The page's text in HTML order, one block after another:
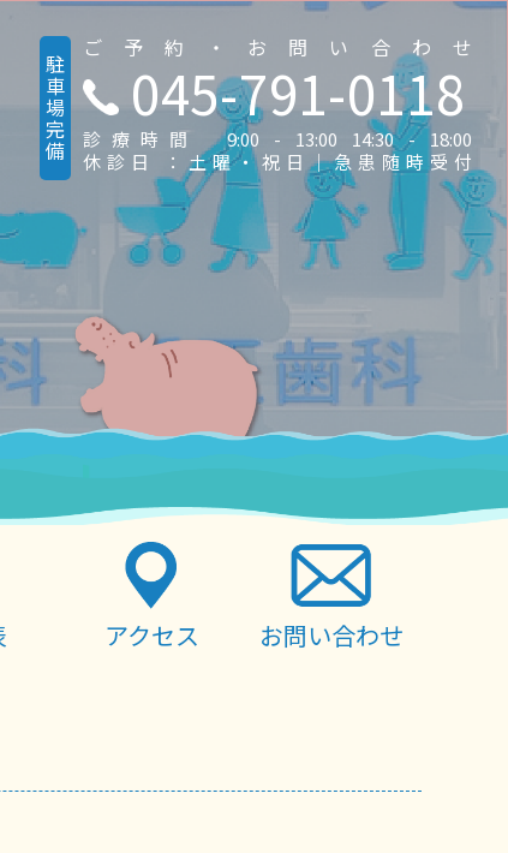
駐車場完備
ご予約・お問い合わせ
045-791-0118
診療時間 9:00 - 13:00 14:30 - 18:00
休診日 ：土曜・祝日｜急患随時受付
アクセス お問い合わせ